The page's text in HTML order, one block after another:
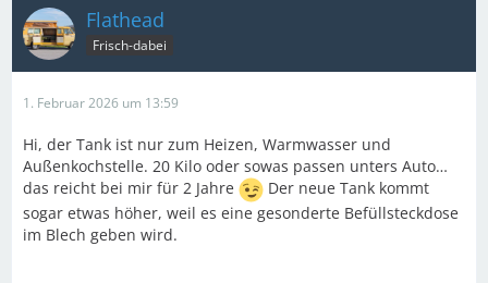
Flathead
Frisch-dabei
1. Februar 2026 um 13:59
Hi, der Tank ist nur zum Heizen, Warmwasser und
Außenkochstelle. 20 Kilo oder sowas passen unters Auto…
das reicht bei mir für 2 Jahre
Der neue Tank kommt
sogar etwas höher, weil es eine gesonderte Befüllsteckdose
im Blech geben wird.